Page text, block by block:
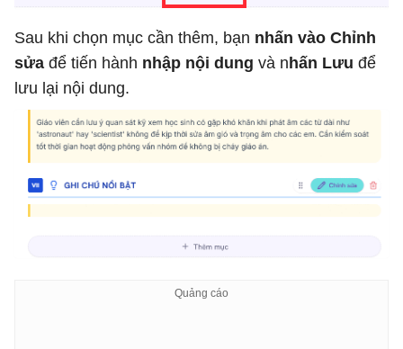
Sau khi chọn mục cần thêm, bạn nhấn vào Chỉnh
sửa để tiến hành nhập nội dung và nhấn Lưu để
lưu lại nội dung.